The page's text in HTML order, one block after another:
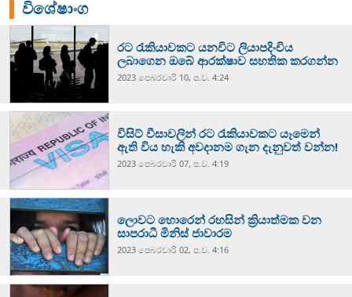
විශේෂාංග
රට රැකියාවකට යනවිට ලියාපදිංචිය
ලබාගෙන ඔබේ ආරක්ෂාව සහතික කරගන්න
2023 පෙබරවාරි 10, ප.ව. 4:24
විසිට් වීසාවලින් රට රැකියාවකට යෑමෙන්
ඇති විය හැකි අවදානම ගැන දැනුවත් වන්න!
2023 පෙබරවාරි 07, ප.ව. 4:19
ලොවට හොරෙන් රහසින් ක්‍රියාත්මක වන
සාපරාධී මිනිස් ජාවාරම
2023 පෙබරවාරි 02, ප.ව. 4:16